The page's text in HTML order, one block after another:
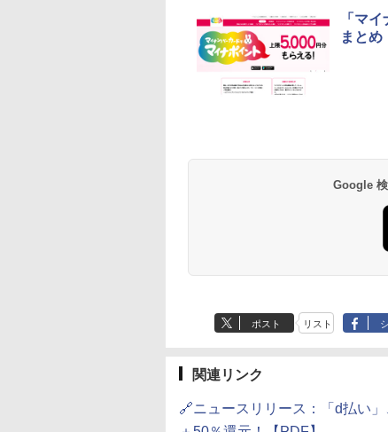
「マ
まとめ
Google
ポスト リスト
関連リンク
🔗ニュースリリース：「d払い